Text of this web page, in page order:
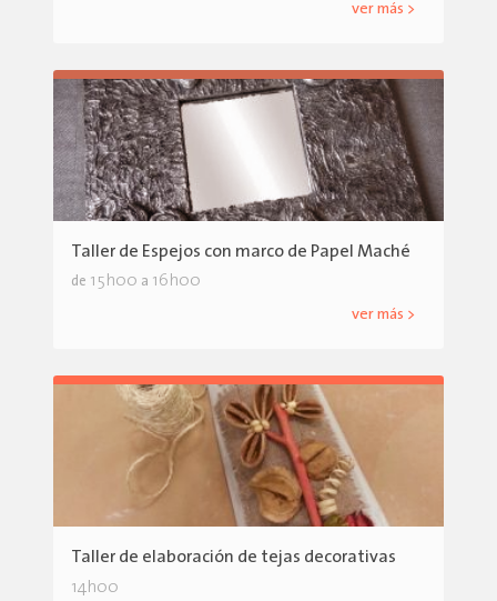
ver más >
Taller de Espejos con marco de Papel Maché
de 15h00 a 16h00
ver más >
Taller de elaboración de tejas decorativas
14h00